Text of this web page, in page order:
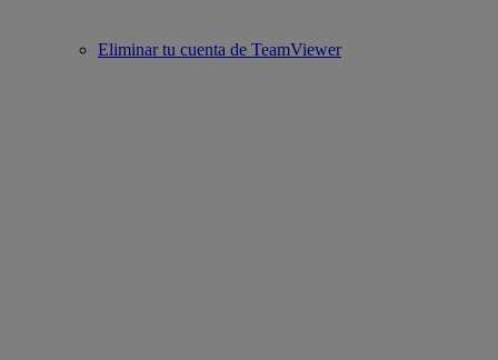
Eliminar tu cuenta de TeamViewer